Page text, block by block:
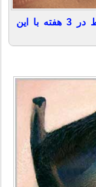
کاهش چشمگیر جای زخم و بخیه فقط در 3 هفته با این